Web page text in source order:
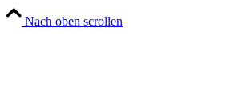
Nach oben scrollen